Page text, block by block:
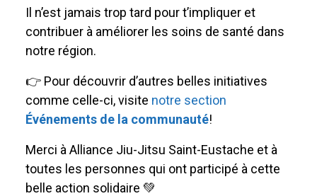
Il n’est jamais trop tard pour t’impliquer et
contribuer à améliorer les soins de santé dans
notre région.
👉 Pour découvrir d’autres belles initiatives
comme celle-ci, visite notre section
Événements de la communauté!
Merci à Alliance Jiu-Jitsu Saint-Eustache et à
toutes les personnes qui ont participé à cette
belle action solidaire 💚